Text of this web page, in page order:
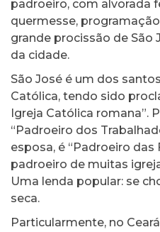
padroeiro, com alvorada
quermesse,
grande procissão de São
da cidade.
São José é um dos
Católica, tendo sido
Igreja Católica romana”.
“Padroeiro dos
esposa, é “Padroeiro
padroeiro de muitas
Uma lenda popular: se
seca.
Particularmente, no